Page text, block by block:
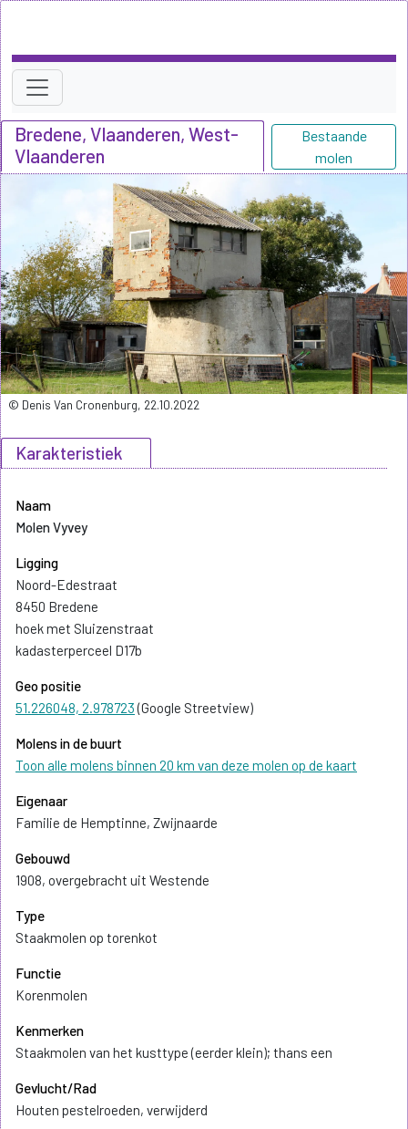
Bredene, Vlaanderen, West-
Vlaanderen
Bestaande
molen
Karakteristiek
Naam
Molen Vyvey
Ligging
Noord-Edestraat
8450 Bredene
hoek met Sluizenstraat
kadasterperceel D17b
Geo positie
51.226048, 2.978723(Google Streetview)
Molens in de buurt
Toon alle molens binnen 20 km van deze molen op de kaart
Eigenaar
Familie de Hemptinne, Zwijnaarde
Gebouwd
1908, overgebracht uit Westende
Type
Staakmolen op torenkot
Functie
Korenmolen
Kenmerken
Staakmolen van het kusttype (eerder klein); thans een
Gevlucht/Rad
Houten pestelroeden, verwijderd
© Denis Van Cronenburg, 22.10.2022